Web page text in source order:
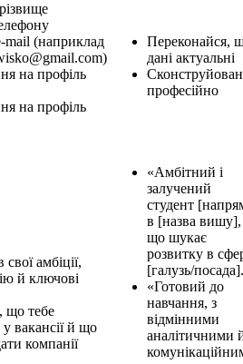
mail (наприклад
на профіль
на профіль
Переконайся,
дані актуальні
професійно
амбіції,
й ключові
тебе
у вакансії й що
компанії
«Амбітний і
залучений
студент
в [назва вишу],
що шукає
розвитку в
[галузь/
«Готовий до
навчання, з
відмінними
аналітичними